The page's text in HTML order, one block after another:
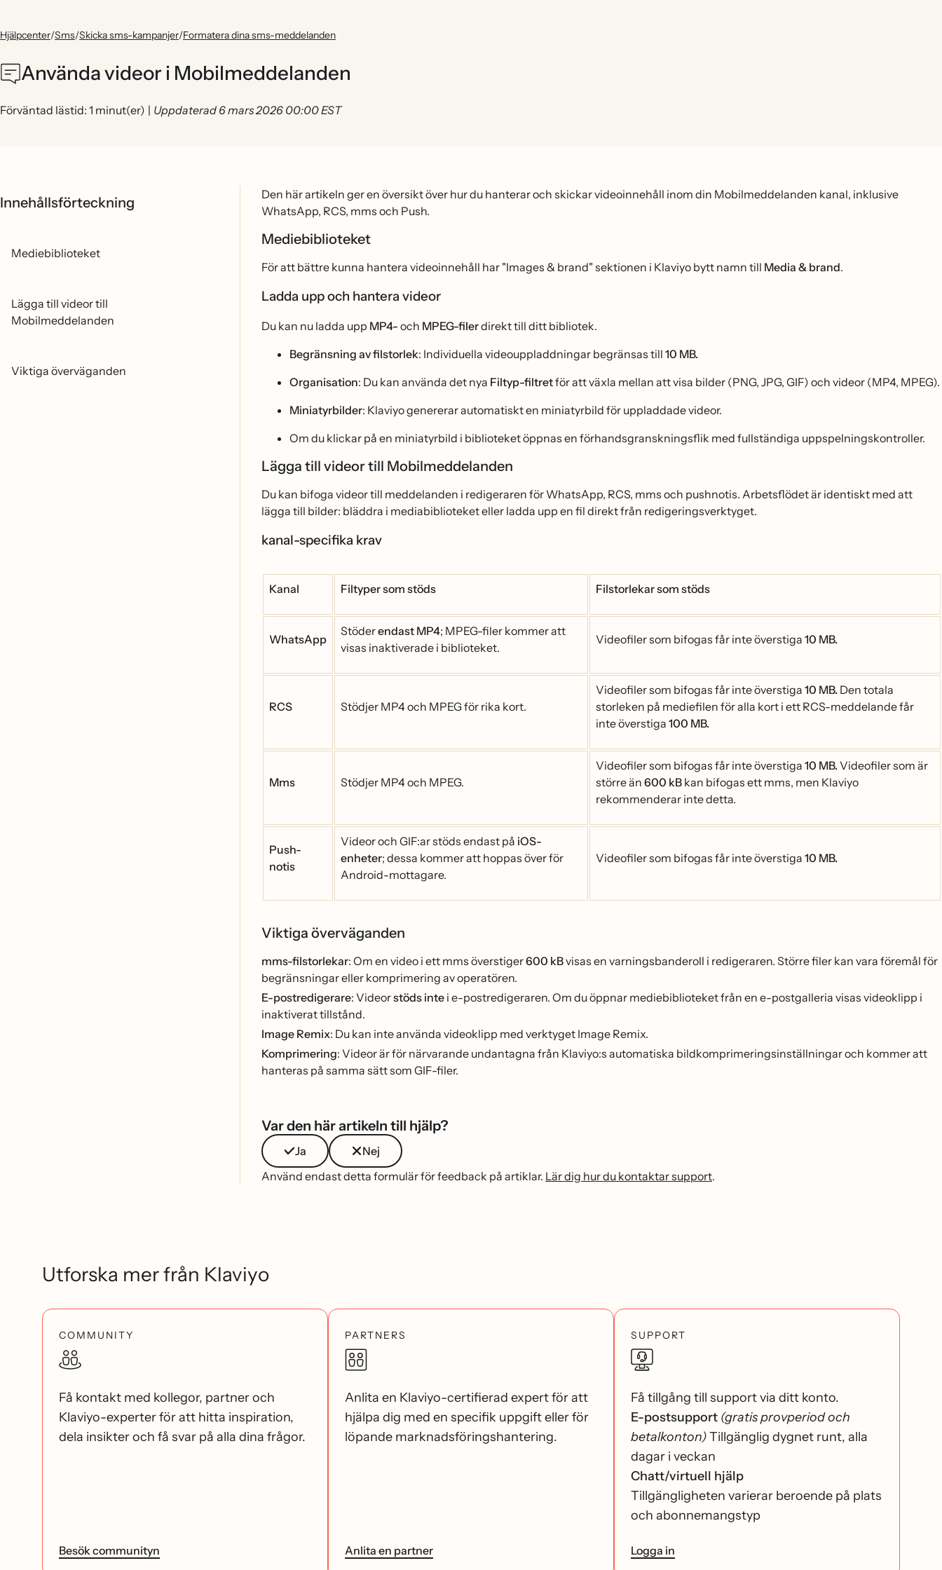
Hjälpcenter/Sms/Skicka sms-kampanjer/Formatera dina sms-meddelanden
Använda videor i Mobilmeddelanden
Förväntad lästid: 1 minut(er) | Uppdaterad 6 mars 2026 00:00 EST
Innehållsförteckning
Mediebiblioteket
Lägga till videor till
Mobilmeddelanden
Viktiga överväganden
Den här artikeln ger en översikt över hur du hanterar och skickar videoinnehåll inom din Mobilmeddelanden kanal, inklusive
WhatsApp, RCS, mms och Push.
Mediebiblioteket
För att bättre kunna hantera videoinnehåll har "Images & brand" sektionen i Klaviyo bytt namn till Media & brand.
Ladda upp och hantera videor
Du kan nu ladda upp MP4- och MPEG-filerdirekt till ditt bibliotek.
Begränsning av filstorlek: Individuella videouppladdningar begränsas till 10 MB.
Organisation: Du kan använda det nya Filtyp-filtretför att växla mellan att visa bilder (PNG, JPG, GIF) och videor (MP4, MPEG).
Miniatyrbilder: Klaviyo genererar automatiskt en miniatyrbild för uppladdade videor.
Om du klickar på en miniatyrbild i biblioteket öppnas en förhandsgranskningsflik med fullständiga uppspelningskontroller.
Lägga till videor till Mobilmeddelanden
Du kan bifoga videor till meddelanden i redigeraren för WhatsApp, RCS, mms och pushnotis. Arbetsflödet är identiskt med att
lägga till bilder: bläddra i mediabiblioteket eller ladda upp en fil direkt från redigeringsverktyget.
kanal-specifika krav
Kanal Filtyper som stöds Filstorlekar som stöds
WhatsApp
Stöderendast MP4; MPEG-filer kommer att
visas inaktiverade i biblioteket.
Videofiler som bifogas får inte överstiga 10 MB.
RCS Stödjer MP4 och MPEG för rika kort.
Videofiler som bifogas får inte överstiga 10 MB. Den totala
storleken på mediefilen för alla kort i ett RCS-meddelande får
inte överstiga 100 MB.
Mms Stödjer MP4 och MPEG.
Videofiler som bifogas får inte överstiga 10 MB.Videofiler som är
större än 600 kB kan bifogas ett mms, men Klaviyo
rekommenderar inte detta.
Push-
notis
Videor och GIF:ar stöds endast på iOS-
enheter; dessa kommer att hoppas över för
Android-mottagare.
Videofiler som bifogas får inte överstiga 10 MB.
Viktiga överväganden
mms-filstorlekar: Om en video i ett mms överstiger600 kBvisas en varningsbanderoll i redigeraren. Större filer kan vara föremål för
begränsningar eller komprimering av operatören.
E-postredigerare: Videorstöds inte i e-postredigeraren. Om du öppnar mediebiblioteket från en e-postgalleria visas videoklipp i
inaktiverat tillstånd.
Image Remix: Du kan inte använda videoklipp med verktyget Image Remix.
Komprimering: Videor är för närvarande undantagna från Klaviyo:s automatiska bildkomprimeringsinställningar och kommer att
hanteras på samma sätt som GIF-filer.
Var den här artikeln till hjälp?
Ja
Nej
Använd endast detta formulär för feedback på artiklar. Lär dig hur du kontaktar support.
Utforska mer från Klaviyo
COMMUNITY
Få kontakt med kollegor, partner och
Klaviyo-experter för att hitta inspiration,
dela insikter och få svar på alla dina frågor.
Besök communityn
PARTNERS
Anlita en Klaviyo-certifierad expert för att
hjälpa dig med en specifik uppgift eller för
löpande marknadsföringshantering.
Anlita en partner
SUPPORT
Få tillgång till support via ditt konto.
E-postsupport (gratis provperiod och
betalkonton)Tillgänglig dygnet runt, alla
dagar i veckan
Chatt/virtuell hjälp
Tillgängligheten varierar beroende på plats
och abonnemangstyp
Logga in